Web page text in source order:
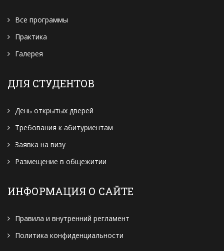
Все программы
Практика
Галерея
ДЛЯ СТУДЕНТОВ
День открытых дверей
Требования к абитуриентам
Заявка на визу
Размещение в общежитии
ИНФОРМАЦИЯ О САЙТЕ
Правила и внутренний регламент
Политика конфиденциальности